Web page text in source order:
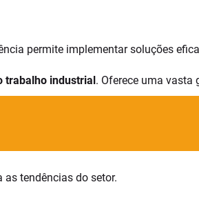
permite implementar soluções
trabalho industrial. Oferece uma vasta
tendências do setor.